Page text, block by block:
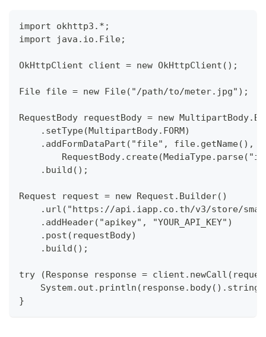
import okhttp3.*;
import java.io.File;
OkHttpClient client = new OkHttpClient();
File file = new File("/path/to/meter.jpg");
RequestBody requestBody = new
    .setType(MultipartBody.FORM)
    .addFormDataPart("file", file.getName(),
    .build();
Request request = new Request.Builder()
.url("https://api.iapp.co.th/v3/store/
    .addHeader("apikey", "YOUR_API_KEY")
    .post(requestBody)
    .build();
try (Response response =
}